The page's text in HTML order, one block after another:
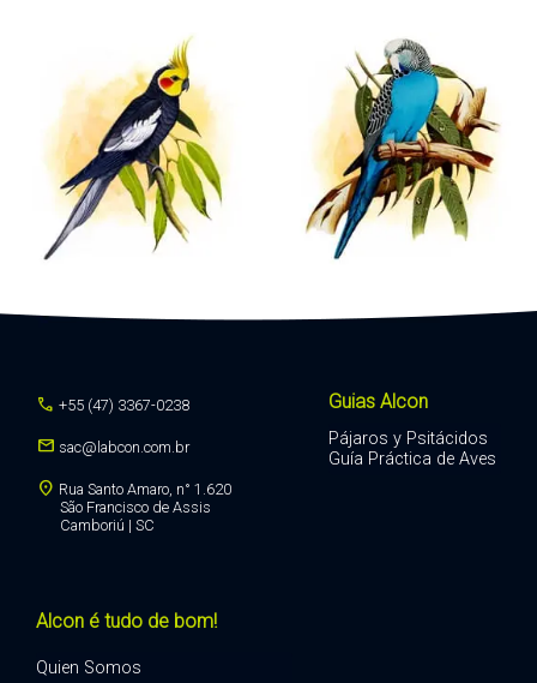
call +55 (47) 3367-0238
mail sac@labcon.com.br
location_on Rua Santo Amaro, n° 1.620
São Francisco de Assis
Camboriú | SC
Alcon é tudo de bom!
Quien Somos
Guias Alcon
Pájaros y Psitácidos
Guía Práctica de Aves